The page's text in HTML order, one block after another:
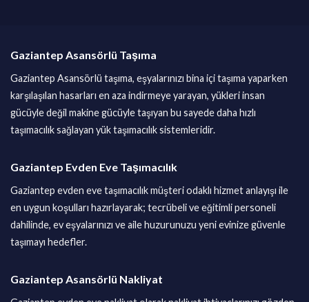
Gaziantep Asansörlü Taşıma
Gaziantep Asansörlü taşıma, eşyalarınızı bina içi taşıma yaparken
karşılaşılan hasarları en aza indirmeye yarayan, yükleri insan
gücüyle değil makine gücüyle taşıyan bu sayede daha hızlı
taşımacılık sağlayan yük taşımacılık sistemleridir.
Gaziantep Evden Eve Taşımacılık
Gaziantep evden eve taşımacılık müşteri odaklı hizmet anlayışı ile
en uygun koşulları hazırlayarak; tecrübeli ve eğitimli personeli
dahilinde, ev eşyalarınızı ve aile huzurunuzu yeni evinize güvenle
taşımayı hedefler.
Gaziantep Asansörlü Nakliyat